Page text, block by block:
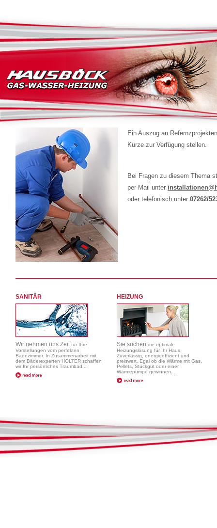
Ein Auszug an
Kürze zur Verfügung stellen.
Bei Fragen zu diesem Thema
per Mail unter
oder telefonisch unter 07262/
SANITÄR
Wir nehmen uns Zeit für Ihre
Vorstellungen vom perfekten
Badezimmer. In Zusammenarbeit mit
dem Bäderexperten HOLTER schaffen
wir Ihr persönliches Traumbad...
HEIZUNG
Sie suchen die optimale
Heizungslösung für Ihr Haus.
Zuverlässig, energieeffizient und
preiswert. Egal ob die Wärme mit Gas,
Pellets, Stückgut oder einer
Wärmepumpe gewinnen. ..